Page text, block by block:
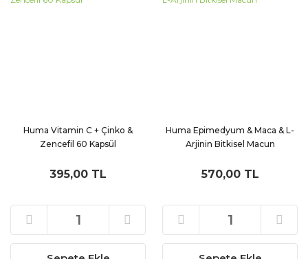
Huma Vitamin C + Çinko &
Zencefil 60 Kapsül
395,00 TL
Huma Epimedyum & Maca & L-
Arjinin Bitkisel Macun
570,00 TL